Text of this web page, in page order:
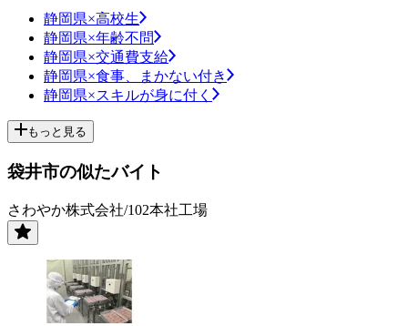
静岡県×高校生
静岡県×年齢不問
静岡県×交通費支給
静岡県×食事、まかない付き
静岡県×スキルが身に付く
もっと見る
袋井市の似たバイト
さわやか株式会社/102本社工場